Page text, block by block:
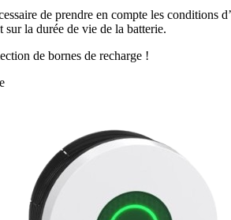
de prendre en compte les
sur la durée de vie de la batterie.
de bornes de recharge !